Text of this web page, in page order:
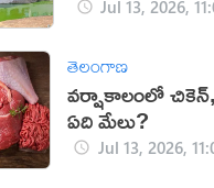
Jul 13, 2026,
తెలంగాణ
వర్షాకాలంలో
ఏది మేలు?
Jul 13, 2026,